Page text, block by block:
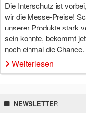
Die Interschutz ist
wir die Messe-Preise!
unserer Produkte stark
sein konnte, bekommt
noch einmal die Chance.
Weiterlesen
NEWSLETTER